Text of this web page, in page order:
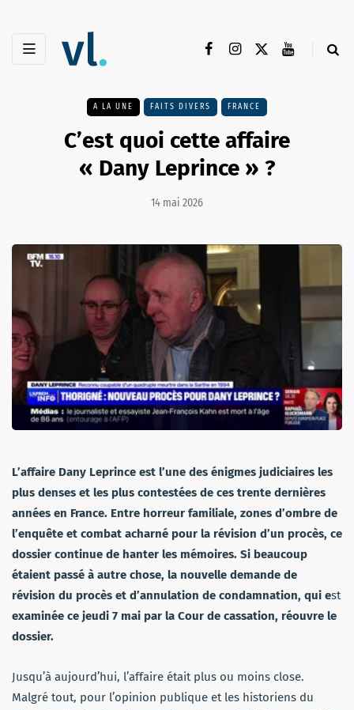
A LA UNE FAITS DIVERS FRANCE
C’est quoi cette affaire
« Dany Leprince » ?
14 mai 2026
L’affaire Dany Leprince est l’une des énigmes judiciaires les
plus denses et les plus contestées de ces trente dernières
années en France. Entre horreur familiale, zones d’ombre de
l’enquête et combat acharné pour la révision d’un procès, ce
dossier continue de hanter les mémoires. Si beaucoup
étaient passé à autre chose, la nouvelle demande de
révision du procès et d’annulation de condamnation, qui est
examinée ce jeudi 7 mai par la Cour de cassation, réouvre le
dossier.
Jusqu’à aujourd’hui, l’affaire était plus ou moins close.
Malgré tout, pour l’opinion publique et les historiens du